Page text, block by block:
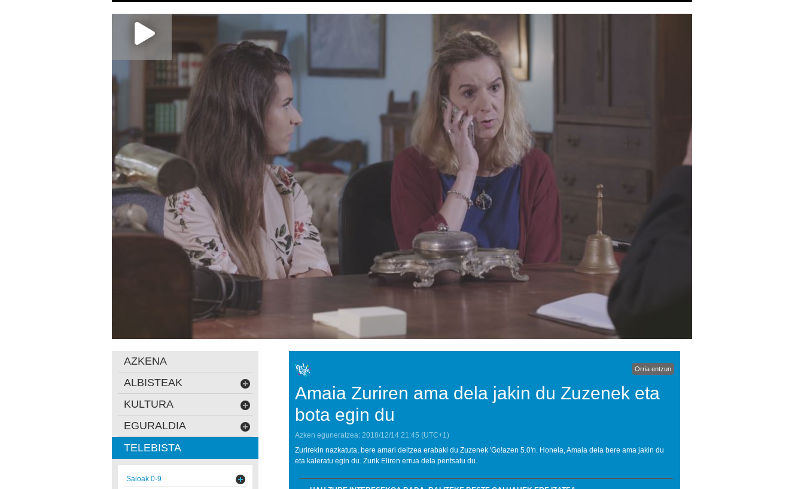
Orria entzun
Amaia Zuriren ama dela jakin du Zuzenek eta
bota egin du
Azken eguneratzea: 2018/12/14 21:45 (UTC+1)
Zurirekin nazkatuta, bere amari deitzea erabaki du Zuzenek 'Go!azen 5.0'n. Honela, Amaia dela bere ama jakin du
eta kaleratu egin du. Zurik Eliren errua dela pentsatu du.
AZKENA
ALBISTEAK
KULTURA
EGURALDIA
TELEBISTA
Saioak 0-9